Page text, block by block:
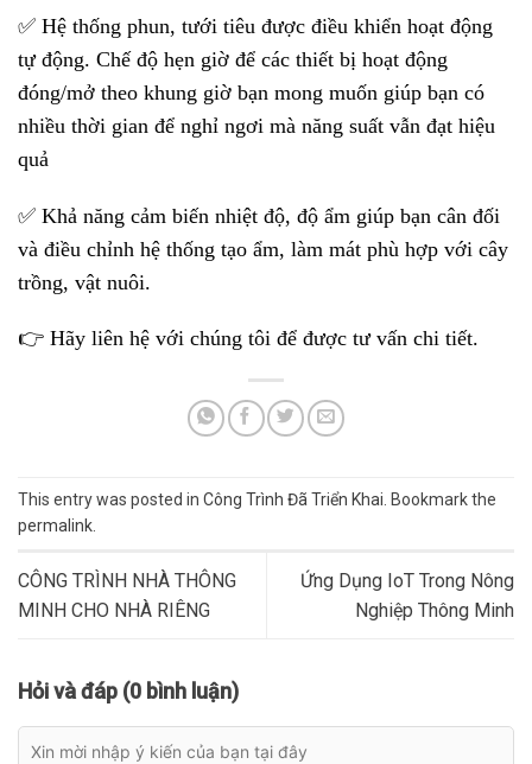
✅ Hệ thống phun, tưới tiêu được điều khiển hoạt động
tự động. Chế độ hẹn giờ để các thiết bị hoạt động
đóng/mở theo khung giờ bạn mong muốn giúp bạn có
nhiều thời gian để nghỉ ngơi mà năng suất vẫn đạt hiệu
quả
✅ Khả năng cảm biến nhiệt độ, độ ẩm giúp bạn cân đối
và điều chỉnh hệ thống tạo ẩm, làm mát phù hợp với cây
trồng, vật nuôi.
👉 Hãy liên hệ với chúng tôi để được tư vấn chi tiết.
This entry was posted in Công Trình Đã Triển Khai. Bookmark the
permalink.
CÔNG TRÌNH NHÀ THÔNG
MINH CHO NHÀ RIÊNG
Ứng Dụng IoT Trong Nông
Nghiệp Thông Minh
Hỏi và đáp (0 bình luận)